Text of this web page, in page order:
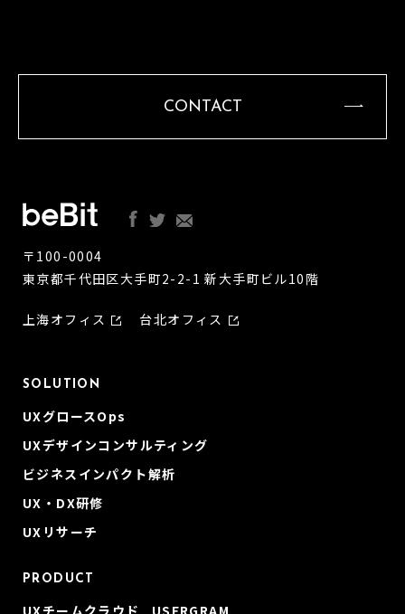
CONTACT
〒100-0004
東京都千代田区大手町2-2-1 新大手町ビル10階
上海オフィス 台北オフィス
SOLUTION
UXグロースOps
UXデザインコンサルティング
ビジネスインパクト解析
UX・DX研修
UXリサーチ
PRODUCT
UXチームクラウド USERGRAM